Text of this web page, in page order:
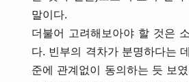
말이다.
더불어 고려해보아야 할 것은
다. 빈부의 격차가 분명하다는
준에 관계없이 동의하는 듯 보